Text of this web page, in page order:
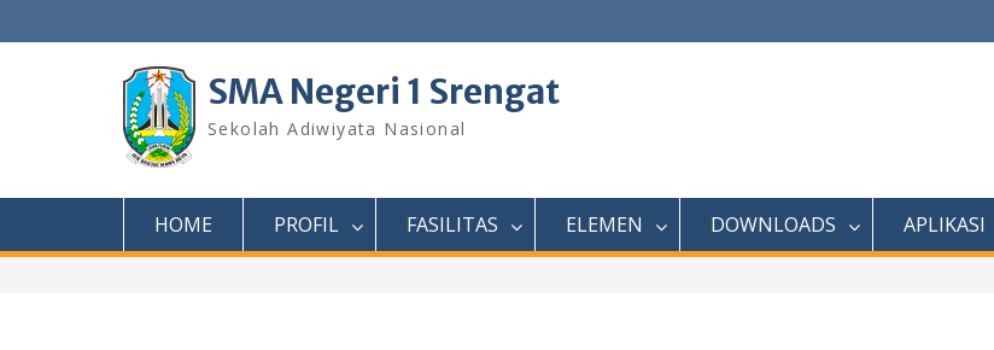
to
SMA Negeri 1 Srengat
Sekolah Adiwiyata Nasional
HOME PROFIL FASILITAS ELEMEN DOWNLOADS APLIKASI